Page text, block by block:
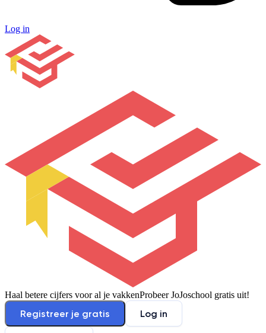
Log in
Haal betere cijfers voor al je vakkenProbeer JoJoschool gratis uit!
Registreer je gratis Log in